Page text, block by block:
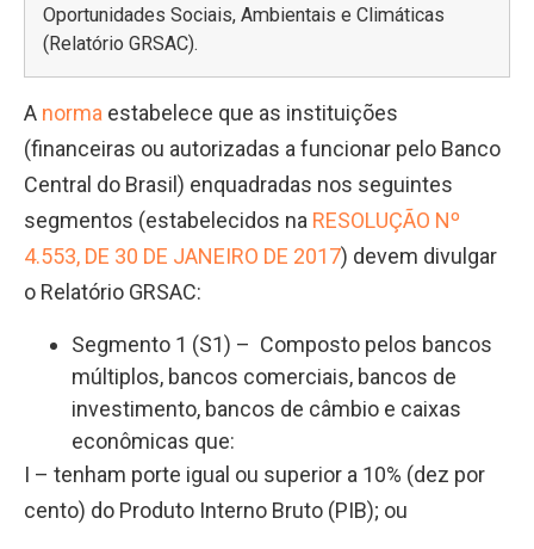
Oportunidades Sociais, Ambientais e Climáticas
(Relatório GRSAC).
A norma estabelece que as instituições
(financeiras ou autorizadas a funcionar pelo Banco
Central do Brasil) enquadradas nos seguintes
segmentos (estabelecidos na RESOLUÇÃO Nº
4.553, DE 30 DE JANEIRO DE 2017) devem divulgar
o Relatório GRSAC:
Segmento 1 (S1) – Composto pelos bancos
múltiplos, bancos comerciais, bancos de
investimento, bancos de câmbio e caixas
econômicas que:
I – tenham porte igual ou superior a 10% (dez por
cento) do Produto Interno Bruto (PIB); ou